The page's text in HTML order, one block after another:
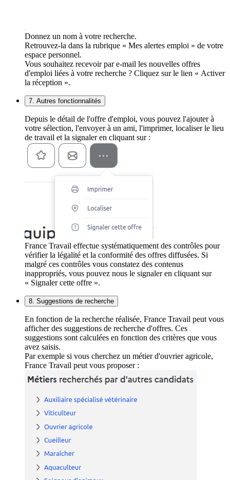
Donnez un nom à votre recherche.
Retrouvez-la dans la rubrique « Mes alertes emploi » de votre
espace personnel.
Vous souhaitez recevoir par e-mail les nouvelles offres
d'emploi liées à votre recherche ? Cliquez sur le lien « Activer
la réception ».
7. Autres fonctionnalités
Depuis le détail de l'offre d'emploi, vous pouvez l'ajouter à
votre sélection, l'envoyer à un ami, l'imprimer, localiser le lieu
de travail et la signaler en cliquant sur :
France Travail effectue systématiquement des contrôles pour
vérifier la légalité et la conformité des offres diffusées. Si
malgré ces contrôles vous constatez des contenus
inappropriés, vous pouvez nous le signaler en cliquant sur
« Signaler cette offre ».
8. Suggestions de recherche
En fonction de la recherche réalisée, France Travail peut vous
afficher des suggestions de recherche d'offres. Ces
suggestions sont calculées en fonction des critères que vous
avez saisis.
Par exemple si vous cherchez un métier d'ouvrier agricole,
France Travail peut vous proposer :